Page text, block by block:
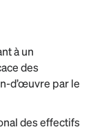
à un
des
d’œuvre par le
des effectifs